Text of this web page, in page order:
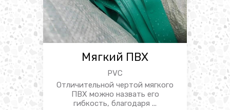
Мягкий ПВХ
PVC
Отличительной чертой мягкого
ПВХ можно назвать его
гибкость, благодаря ...